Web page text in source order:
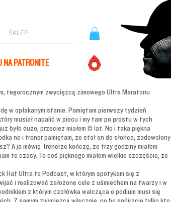
SKLEP
NA PATRONITE
tegorocznym zwycięzcą zimowego Ultra Maratonu
w opłakanym stanie. Pamiętam pierwszy tydzień
musiał napalić w piecu i my tam po prostu w tych
było dużo, przecież miałem 15 lat. No i taka piękna
no i trener pamiętam, że stał on do słońca, zadowolony
A ja mówię Trenerze kończę, że trzy godziny miałem
te czasy. To coś pięknego miałem wielkie szczęście, że
Hat Ultra to Podcast, w którym spotykam się z
i realizować założone cele z uśmiechem na twarzy i w
z którym czołówka walcząca o podium musi się